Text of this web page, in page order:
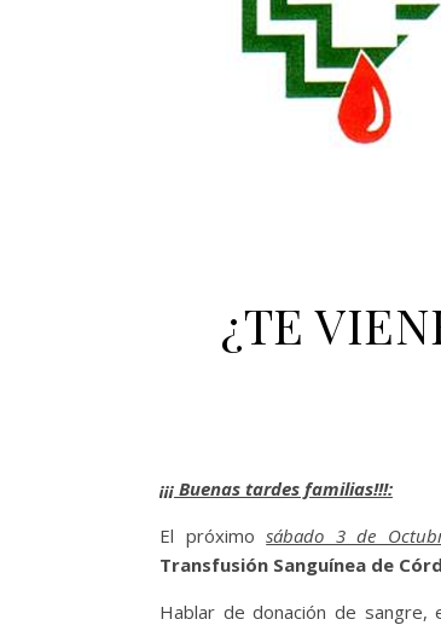
¿TE
¡¡¡ Buenas tardes familias!!!:
El próximosábado 3 de
Transfusión Sanguínea de
Hablar de donación de